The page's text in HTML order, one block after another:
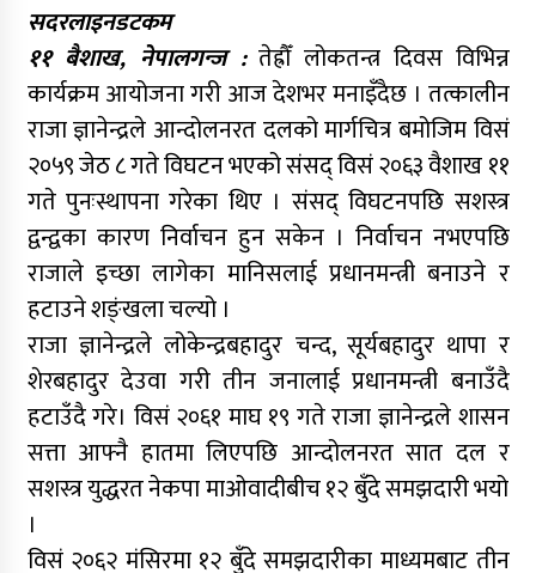
सदरलाइनडटकम
११ बैशाख, नेपालगन्ज :तेह्रौँ लोकतन्त्र दिवस विभिन्न
कार्यक्रम आयोजना गरी आज देशभर मनाइँदैछ । तत्कालीन
राजा ज्ञानेन्द्रले आन्दोलनरत दलको मार्गचित्र बमोजिम विसं
२०५९ जेठ ८ गते विघटन भएको संसद् विसं २०६३ वैशाख ११
गते पुनःस्थापना गरेका थिए । संसद् विघटनपछि सशस्त्र
द्वन्द्वका कारण निर्वाचन हुन सकेन । निर्वाचन नभएपछि
राजाले इच्छा लागेका मानिसलाई प्रधानमन्त्री बनाउने र
हटाउने शङ्ंखला चल्यो ।
राजा ज्ञानेन्द्रले लोकेन्द्रबहादुर चन्द, सूर्यबहादुर थापा र
शेरबहादुर देउवा गरी तीन जनालाई प्रधानमन्त्री बनाउँदै
हटाउँदै गरे। विसं २०६१ माघ १९ गते राजा ज्ञानेन्द्रले शासन
सत्ता आफ्नै हातमा लिएपछि आन्दोलनरत सात दल र
सशस्त्र युद्धरत नेकपा माओवादीबीच १२ बुँदे समझदारी भयो
।
विसं २०६२ मंसिरमा १२ बुँदे समझदारीका माध्यमबाट तीन